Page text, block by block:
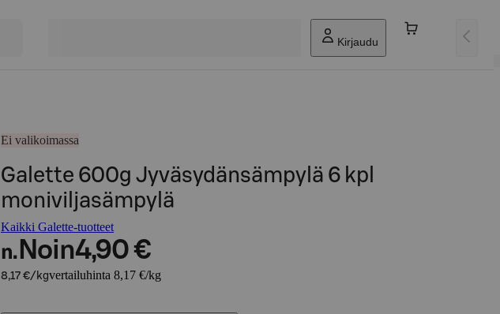
Kirjaudu
Ei valikoimassa
Galette 600g Jyväsydänsämpylä 6 kpl
moniviljasämpylä
Kaikki Galette-tuotteet
n. Noin4,90 €
8,17 €/kgvertailuhinta 8,17 €/kg